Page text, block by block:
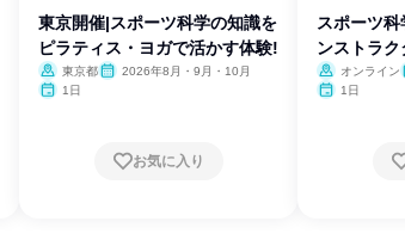
東京開催|スポーツ科学の知識を
ピラティス・ヨガで活かす体験!
東京都
2026年8月・9月・10月
1日
お気に入り
スポーツ
ンストラ
オンライン
1日